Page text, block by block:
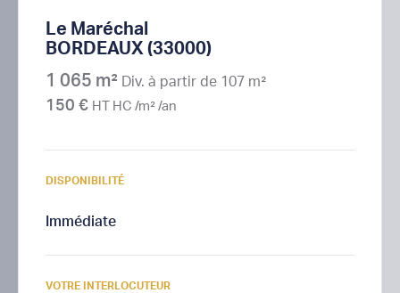
Le Maréchal
BORDEAUX (33000)
1 065 m² Div. à partir de 107 m²
150 € HT HC /m² /an
DISPONIBILITÉ
Immédiate
VOTRE INTERLOCUTEUR